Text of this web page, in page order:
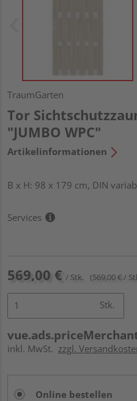
TraumGarten
Tor
"JUMBO WPC"
Artikelinformationen
B x H: 98 x 179 cm, DIN
Services
569,00 € / Stk. (569,00 € /
Stk.
inkl. MwSt. zzgl.
Online bestellen